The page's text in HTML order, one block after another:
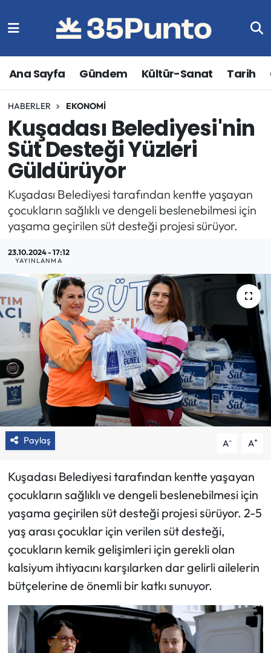
Ana Sayfa Gündem Kültür-Sanat Tarih
HABERLER EKONOMI
Kuşadası Belediyesi'nin
Süt Desteği Yüzleri
Güldürüyor
Kuşadası Belediyesi tarafından kentte yaşayan
çocukların sağlıklı ve dengeli beslenebilmesi için
yaşama geçirilen süt desteği projesi sürüyor.
23.10.2024 - 17:12
YAYINLANMA
Paylaş A- A+
Kuşadası Belediyesi tarafından kentte yaşayan
çocukların sağlıklı ve dengeli beslenebilmesi için
yaşama geçirilen süt desteği projesi sürüyor. 2-5
yaş arası çocuklar için verilen süt desteği,
çocukların kemik gelişimleri için gerekli olan
kalsiyum ihtiyacını karşılarken dar gelirli ailelerin
bütçelerine de önemli bir katkı sunuyor.